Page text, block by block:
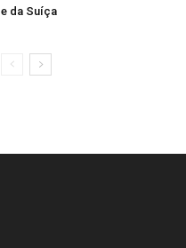
e da Suíça